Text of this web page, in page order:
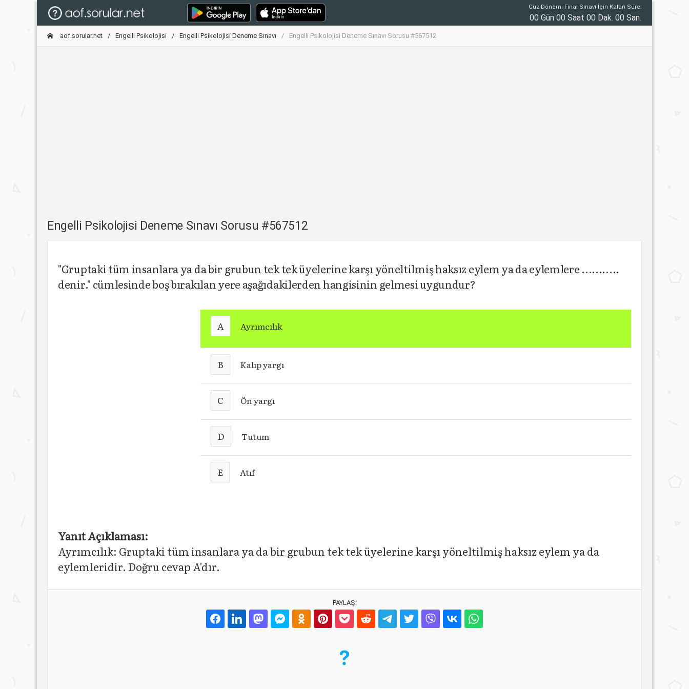
Güz Dönemi Final Sınavı İçin Kalan Süre:
00 Gün 00 Saat 00 Dak. 00 San.
aof.sorular.net Engelli Psikolojisi Engelli Psikolojisi Deneme Sınavı Engelli Psikolojisi Deneme Sınavı Sorusu #567512
Engelli Psikolojisi Deneme Sınavı Sorusu #567512
"Gruptaki tüm insanlara ya da bir grubun tek tek üyelerine karşı yöneltilmiş haksız eylem ya da eylemlere ...........
denir." cümlesinde boş bırakılan yere aşağıdakilerden hangisinin gelmesi uygundur?
A Ayrımcılık
B Kalıp yargı
C Ön yargı
D Tutum
E Atıf
Yanıt Açıklaması:
Ayrımcılık: Gruptaki tüm insanlara ya da bir grubun tek tek üyelerine karşı yöneltilmiş haksız eylem ya da
eylemleridir. Doğru cevap A'dır.
PAYLAŞ: